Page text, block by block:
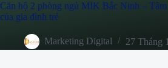
Căn hộ 2 phòng ngủ MIK Bắc Ninh –
của gia đình trẻ
Marketing Digital 27 Tháng